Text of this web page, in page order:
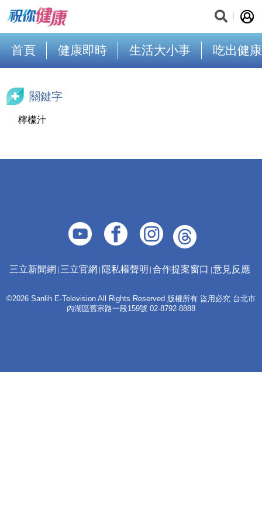
首頁 健康即時 生活大小事 吃出健康
關鍵字
檸檬汁
三立新聞網 三立官網 隱私權聲明 合作提案窗口 意見反應
©2026 Sanlih E-Television All Rights Reserved 版權所有 盜用必究 台北市
內湖區舊宗路一段159號 02-8792-8888